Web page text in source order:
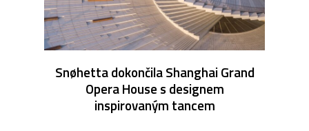
Snøhetta dokončila Shanghai Grand
Opera House s designem
inspirovaným tancem